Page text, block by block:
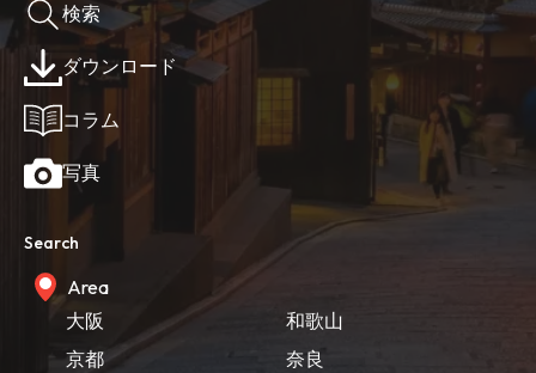
検索
ダウンロード
コラム
写真
Search
Area
大阪
京都
和歌山
奈良